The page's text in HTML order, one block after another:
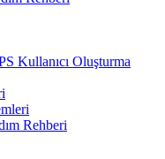
Kullanıcı Oluşturma
Rehberi